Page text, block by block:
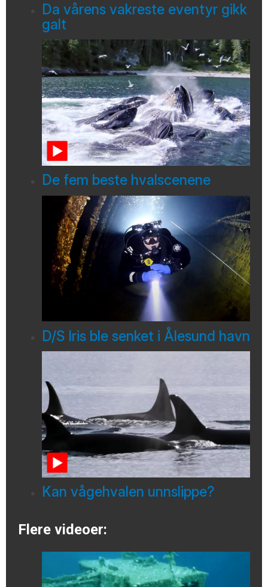
Da vårens vakreste eventyr gikk
galt
De fem beste hvalscenene
D/S Iris ble senket i Ålesund havn
Kan vågehvalen unnslippe?
Flere videoer: